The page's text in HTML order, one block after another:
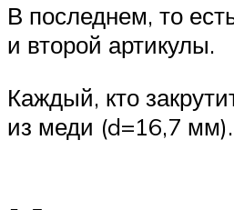
В последнем, то
и второй артикулы.
Каждый, кто
из меди (d=16,7 мм).